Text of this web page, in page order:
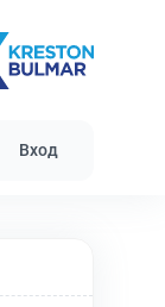
Вход